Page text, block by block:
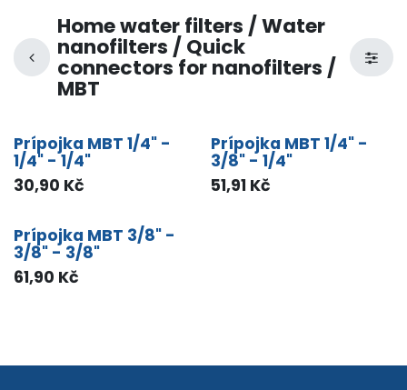
Home water filters / Water
nanofilters / Quick
connectors for nanofilters /
MBT
Prípojka MBT 1/4" -
1/4" - 1/4"
30,90 Kč
Prípojka MBT 1/4" -
3/8" - 1/4"
51,91 Kč
Prípojka MBT 3/8" -
3/8" - 3/8"
61,90 Kč